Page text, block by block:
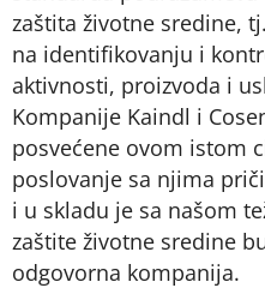
zaštita životne sredine,
na identifikovanju i
aktivnosti, proizvoda i
Kompanije Kaindl i
posvećene ovom istom
poslovanje sa njima
i u skladu je sa našom
zaštite životne sredine
odgovorna kompanija.